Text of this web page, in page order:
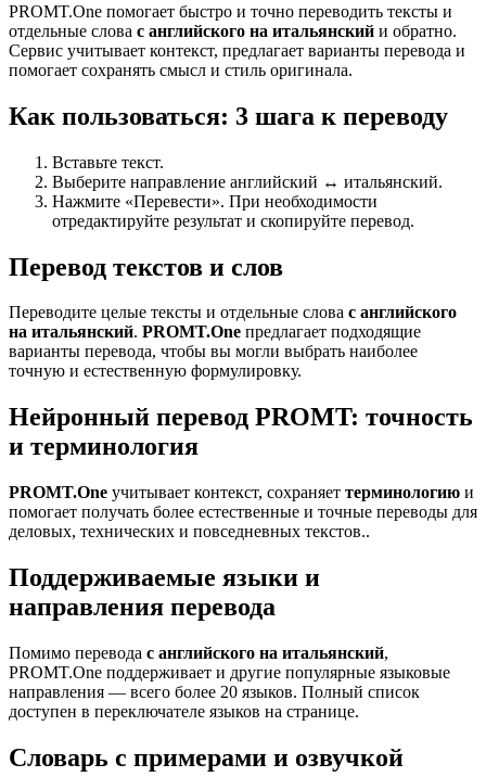
PROMT.One помогает быстро и точно переводить тексты и
отдельные слова с английского на итальянский и обратно.
Сервис учитывает контекст, предлагает варианты перевода и
помогает сохранять смысл и стиль оригинала.
Как пользоваться: 3 шага к переводу
Вставьте текст.
Выберите направление английский ↔ итальянский.
Нажмите «Перевести». При необходимости
отредактируйте результат и скопируйте перевод.
Перевод текстов и слов
Переводите целые тексты и отдельные слова с английского
на итальянский. PROMT.One предлагает подходящие
варианты перевода, чтобы вы могли выбрать наиболее
точную и естественную формулировку.
Нейронный перевод PROMT: точность
и терминология
PROMT.One учитывает контекст, сохраняет терминологию и
помогает получать более естественные и точные переводы для
деловых, технических и повседневных текстов..
Поддерживаемые языки и
направления перевода
Помимо перевода с английского на итальянский,
PROMT.One поддерживает и другие популярные языковые
направления — всего более 20 языков. Полный список
доступен в переключателе языков на странице.
Словарь с примерами и озвучкой